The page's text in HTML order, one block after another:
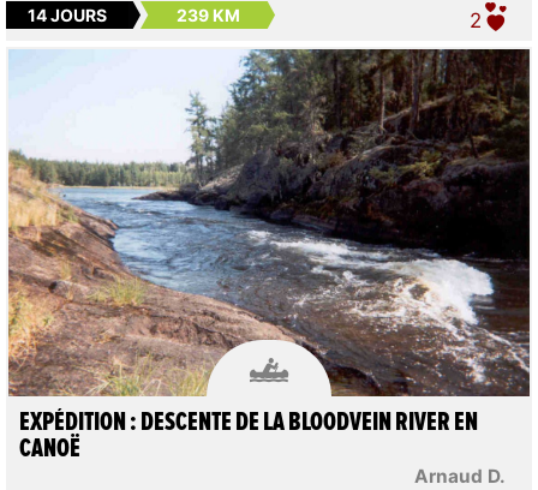
14 JOURS 239 KM 2

Arnaud D.
EXPÉDITION : DESCENTE DE LA BLOODVEIN RIVER EN
CANOË